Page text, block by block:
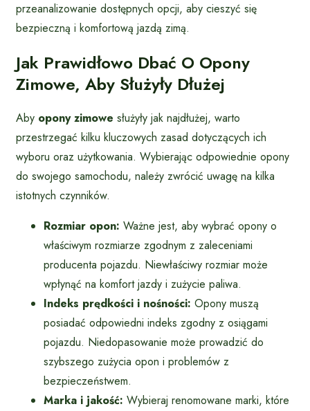
przeanalizowanie dostępnych opcji, aby cieszyć się
bezpieczną i komfortową jazdą zimą.
Jak Prawidłowo Dbać O Opony
Zimowe, Aby Służyły Dłużej
Aby opony zimowe służyły jak najdłużej, warto
przestrzegać kilku kluczowych zasad dotyczących ich
wyboru oraz użytkowania. Wybierając odpowiednie opony
do swojego samochodu, należy zwrócić uwagę na kilka
istotnych czynników.
Rozmiar opon: Ważne jest, aby wybrać opony o
właściwym rozmiarze zgodnym z zaleceniami
producenta pojazdu. Niewłaściwy rozmiar może
wpłynąć na komfort jazdy i zużycie paliwa.
Indeks prędkości i nośności: Opony muszą
posiadać odpowiedni indeks zgodny z osiągami
pojazdu. Niedopasowanie może prowadzić do
szybszego zużycia opon i problemów z
bezpieczeństwem.
Marka i jakość: Wybieraj renomowane marki, które